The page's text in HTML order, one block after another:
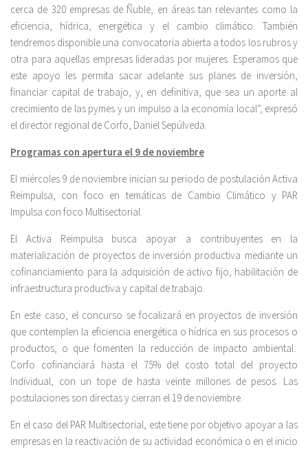
cerca de 320 empresas de Ñuble, en áreas tan relevantes como la
eficiencia, hídrica, energética y el cambio climático. También
tendremos disponible una convocatoria abierta a todos los rubros y
otra para aquellas empresas lideradas por mujeres. Esperamos que
este apoyo les permita sacar adelante sus planes de inversión,
financiar capital de trabajo, y, en definitiva, que sea un aporte al
crecimiento de las pymes y un impulso a la economía local”, expresó
el director regional de Corfo, Daniel Sepúlveda.
Programas con apertura el 9 de noviembre
El miércoles 9 de noviembre inician su periodo de postulación Activa
Reimpulsa, con foco en temáticas de Cambio Climático y PAR
Impulsa con foco Multisectorial.
El Activa Reimpulsa busca apoyar a contribuyentes en la
materialización de proyectos de inversión productiva mediante un
cofinanciamiento para la adquisición de activo fijo, habilitación de
infraestructura productiva y capital de trabajo.
En este caso, el concurso se focalizará en proyectos de inversión
que contemplen la eficiencia energética o hídrica en sus procesos o
productos, o que fomenten la reducción de impacto ambiental.
Corfo cofinanciará hasta el 75% del costo total del proyecto
Individual, con un tope de hasta veinte millones de pesos. Las
postulaciones son directas y cierran el 19 de noviembre.
En el caso del PAR Multisectorial, este tiene por objetivo apoyar a las
empresas en la reactivación de su actividad económica o en el inicio